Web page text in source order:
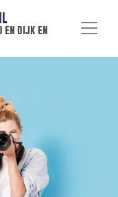
en dijk en